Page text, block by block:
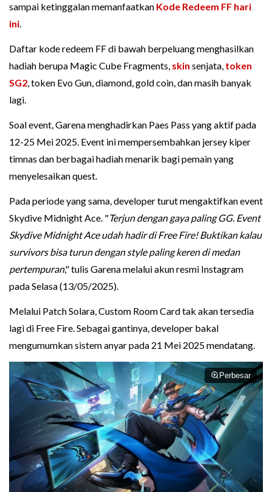
sampai ketinggalan memanfaatkan Kode Redeem FF hari
ini.
Daftar kode redeem FF di bawah berpeluang menghasilkan
hadiah berupa Magic Cube Fragments, skin senjata, token
SG2, token Evo Gun, diamond, gold coin, dan masih banyak
lagi.
Soal event, Garena menghadirkan Paes Pass yang aktif pada
12-25 Mei 2025. Event ini mempersembahkan jersey kiper
timnas dan berbagai hadiah menarik bagi pemain yang
menyelesaikan quest.
Pada periode yang sama, developer turut mengaktifkan event
Skydive Midnight Ace. "Terjun dengan gaya paling GG. Event
Skydive Midnight Ace udah hadir di Free Fire! Buktikan kalau
survivors bisa turun dengan style paling keren di medan
pertempuran," tulis Garena melalui akun resmi Instagram
pada Selasa (13/05/2025).
Melalui Patch Solara, Custom Room Card tak akan tersedia
lagi di Free Fire. Sebagai gantinya, developer bakal
mengumumkan sistem anyar pada 21 Mei 2025 mendatang.
Perbesar